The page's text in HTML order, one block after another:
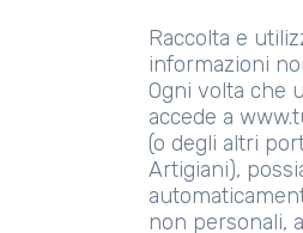
Raccolta e
informazioni
Ogni volta che
accede a
(o degli altri
Artigiani),
non personali,